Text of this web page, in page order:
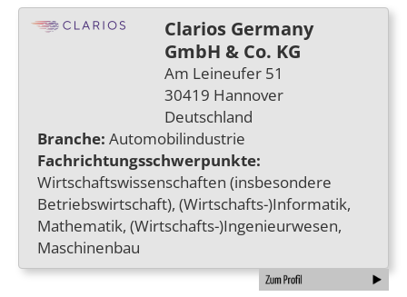
Clarios Germany
GmbH & Co. KG
Am Leineufer 51
30419 Hannover
Deutschland
Branche: Automobilindustrie
Fachrichtungsschwerpunkte:
Wirtschaftswissenschaften (insbesondere
Betriebswirtschaft), (Wirtschafts-)Informatik,
Mathematik, (Wirtschafts-)Ingenieurwesen,
Maschinenbau